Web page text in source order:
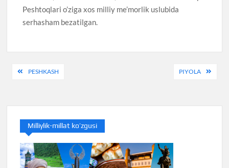
Peshtoqlari o’ziga xos milliy me’morlik uslubida
serhasham bezatilgan.
PostPESHKASH PIYOLA
Milliylik-millat ko’zgusi